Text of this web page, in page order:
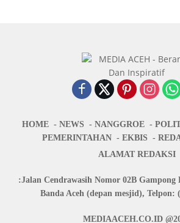
HOME NEWS NANGGROE
PEMERINTAHAN
EKBIS
ALAMAT REDAKSI
:Jalan Cendrawasih Nomor 02B
Banda Aceh (depan mesjid), Telpon:
MEDIAACEH.CO.ID